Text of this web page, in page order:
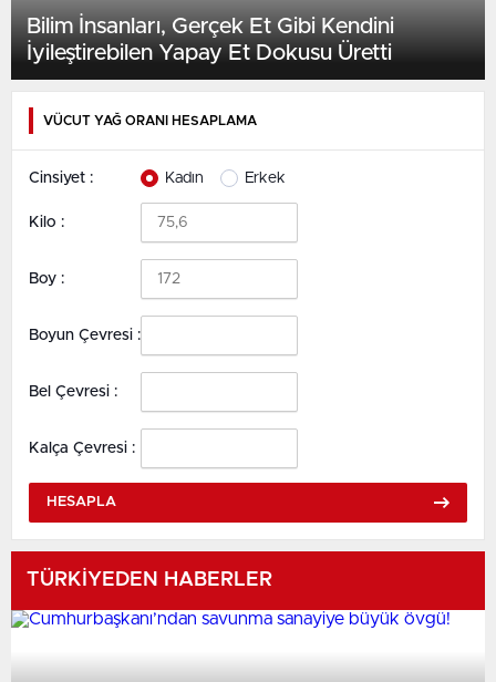
Bilim İnsanları, Gerçek Et Gibi Kendini
İyileştirebilen Yapay Et Dokusu Üretti
VÜCUT YAĞ ORANI HESAPLAMA
Cinsiyet : Kadın Erkek
Kilo :
Boy :
Boyun Çevresi :
Bel Çevresi :
Kalça Çevresi :
HESAPLA
TÜRKİYEDEN HABERLER